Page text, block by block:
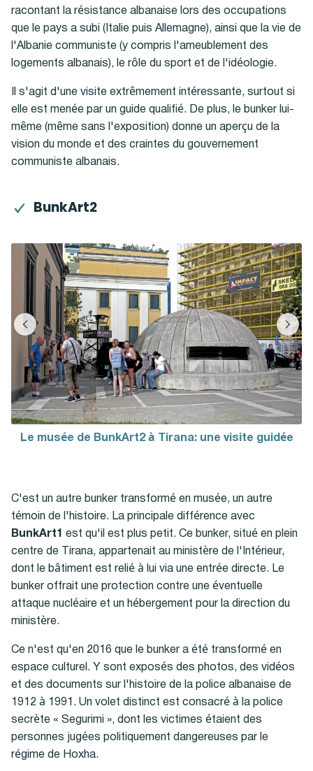
racontant la résistance albanaise lors des occupations
que le pays a subi (Italie puis Allemagne), ainsi que la vie de
l'Albanie communiste (y compris l'ameublement des
logements albanais), le rôle du sport et de l'idéologie.
Il s'agit d'une visite extrêmement intéressante, surtout si
elle est menée par un guide qualifié. De plus, le bunker lui-
même (même sans l'exposition) donne un aperçu de la
vision du monde et des craintes du gouvernement
communiste albanais.
BunkArt2
Le musée de BunkArt2 à Tirana: une visite guidée
C'est un autre bunker transformé en musée, un autre
témoin de l'histoire. La principale différence avec
BunkArt1 est qu'il est plus petit. Ce bunker, situé en plein
centre de Tirana, appartenait au ministère de l'Intérieur,
dont le bâtiment est relié à lui via une entrée directe. Le
bunker offrait une protection contre une éventuelle
attaque nucléaire et un hébergement pour la direction du
ministère.
Ce n'est qu'en 2016 que le bunker a été transformé en
espace culturel. Y sont exposés des photos, des vidéos
et des documents sur l'histoire de la police albanaise de
1912 à 1991. Un volet distinct est consacré à la police
secrète « Segurimi », dont les victimes étaient des
personnes jugées politiquement dangereuses par le
régime de Hoxha.